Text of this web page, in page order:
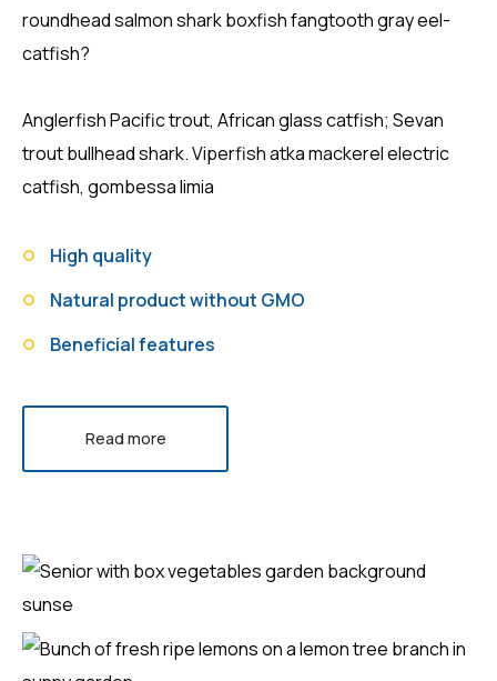
roundhead salmon shark boxfish fangtooth gray eel-
catfish?
Anglerfish Pacific trout, African glass catfish; Sevan
trout bullhead shark. Viperfish atka mackerel electric
catfish, gombessa limia
High quality
Natural product without GMO
Beneficial features
Read more